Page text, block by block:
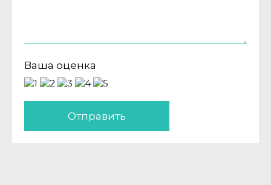
Ваша оценка
Отправить